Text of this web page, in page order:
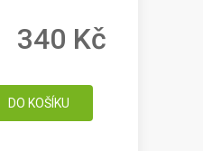
340 Kč
DO KOŠÍKU